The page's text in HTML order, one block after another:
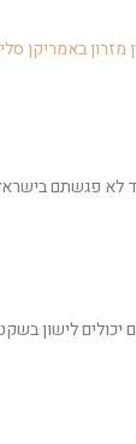
באמריקן סליפ
לא פגשתם בישראל
לישון בשקט